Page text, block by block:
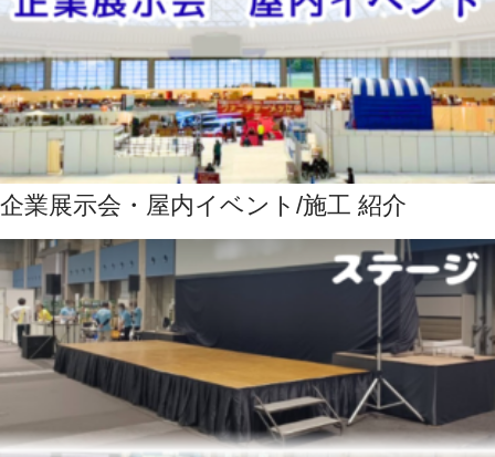
企業展示会・屋内イベント/施工 紹介